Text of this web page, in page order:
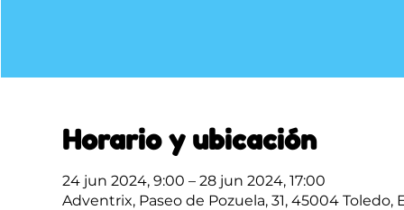
Horario y ubicación
24 jun 2024, 9:00 – 28 jun 2024, 17:00
Adventrix, Paseo de Pozuela, 31, 45004 Toledo,